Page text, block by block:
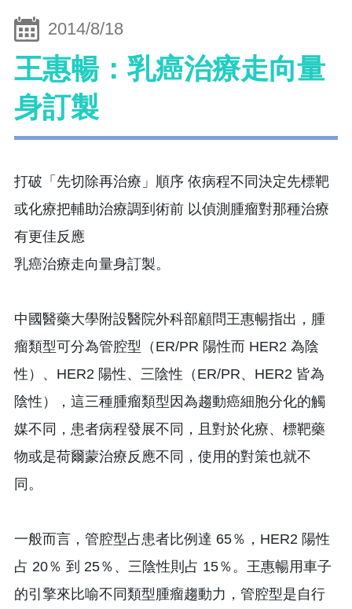
2014/8/18
王惠暢：乳癌治療走向量
身訂製
打破「先切除再治療」順序 依病程不同決定先標靶
或化療把輔助治療調到術前 以偵測腫瘤對那種治療
有更佳反應
乳癌治療走向量身訂製。
中國醫藥大學附設醫院外科部顧問王惠暢指出，腫
瘤類型可分為管腔型（ER/PR 陽性而 HER2 為陰
性）、HER2 陽性、三陰性（ER/PR、HER2 皆為
陰性），這三種腫瘤類型因為趨動癌細胞分化的觸
媒不同，患者病程發展不同，且對於化療、標靶藥
物或是荷爾蒙治療反應不同，使用的對策也就不
同。
一般而言，管腔型占患者比例達 65％，HER2 陽性
占 20％ 到 25％、三陰性則占 15％。王惠暢用車子
的引擎來比喻不同類型腫瘤趨動力，管腔型是自行